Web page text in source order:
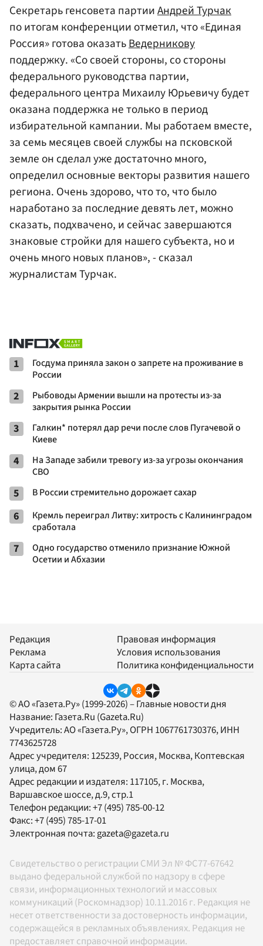
Секретарь генсовета партииАндрей Турчак
по итогам конференции отметил, что «Единая
Россия» готова оказатьВедерникову
поддержку. «Со своей стороны, со стороны
федерального руководства партии,
федерального центра Михаилу Юрьевичу будет
оказана поддержка не только в период
избирательной кампании. Мы работаем вместе,
за семь месяцев своей службы на псковской
земле он сделал уже достаточно много,
определил основные векторы развития нашего
региона. Очень здорово, что то, что было
наработано за последние девять лет, можно
сказать, подхвачено, и сейчас завершаются
знаковые стройки для нашего субъекта, но и
очень много новых планов», - сказал
журналистам Турчак.
1
Госдума приняла закон о запрете на проживание в
России
2
Рыбоводы Армении вышли на протесты из-за
закрытия рынка России
3
Галкин* потерял дар речи после слов Пугачевой о
Киеве
4
На Западе забили тревогу из-за угрозы окончания
СВО
5 В России стремительно дорожает сахар
6
Кремль переиграл Литву: хитрость с Калининградом
сработала
7
Одно государство отменило признание Южной
Осетии и Абхазии
Редакция
Реклама
Карта сайта
Правовая информация
Условия использования
Политика конфиденциальности
© АО «Газета.Ру» (1999-2026) – Главные новости дня
Название: Газета.Ru (Gazeta.Ru)
Учредитель:АО «Газета.Ру», ОГРН 1067761730376, ИНН
7743625728
Адрес учредителя: 125239, Россия, Москва, Коптевская
улица, дом 67
Адрес редакции и издателя: 117105, г. Москва,
Варшавское шоссе, д.9, стр.1
Телефон редакции:+7 (495) 785-00-12
Факс:+7 (495) 785-17-01
Электронная почта:gazeta@gazeta.ru
Свидетельство о регистрации СМИ Эл № ФС77-67642
выдано федеральной службой по надзору в сфере
связи, информационных технологий и массовых
коммуникаций (Роскомнадзор) 10.11.2016 г. Редакция не
несет ответственности за достоверность информации,
содержащейся в рекламных объявлениях. Редакция не
предоставляет справочной информации.